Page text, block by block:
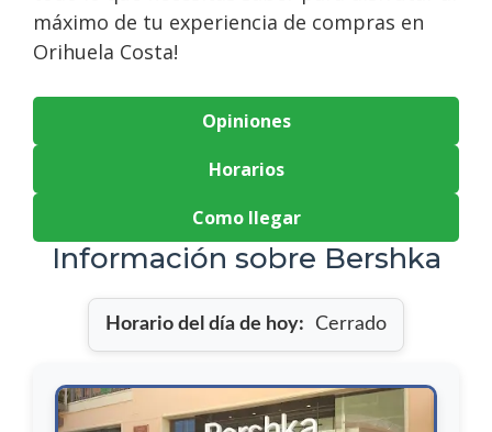
máximo de tu experiencia de compras en
Orihuela Costa!
Opiniones
Horarios
Como llegar
Información sobre Bershka
Horario del día de hoy: Cerrado